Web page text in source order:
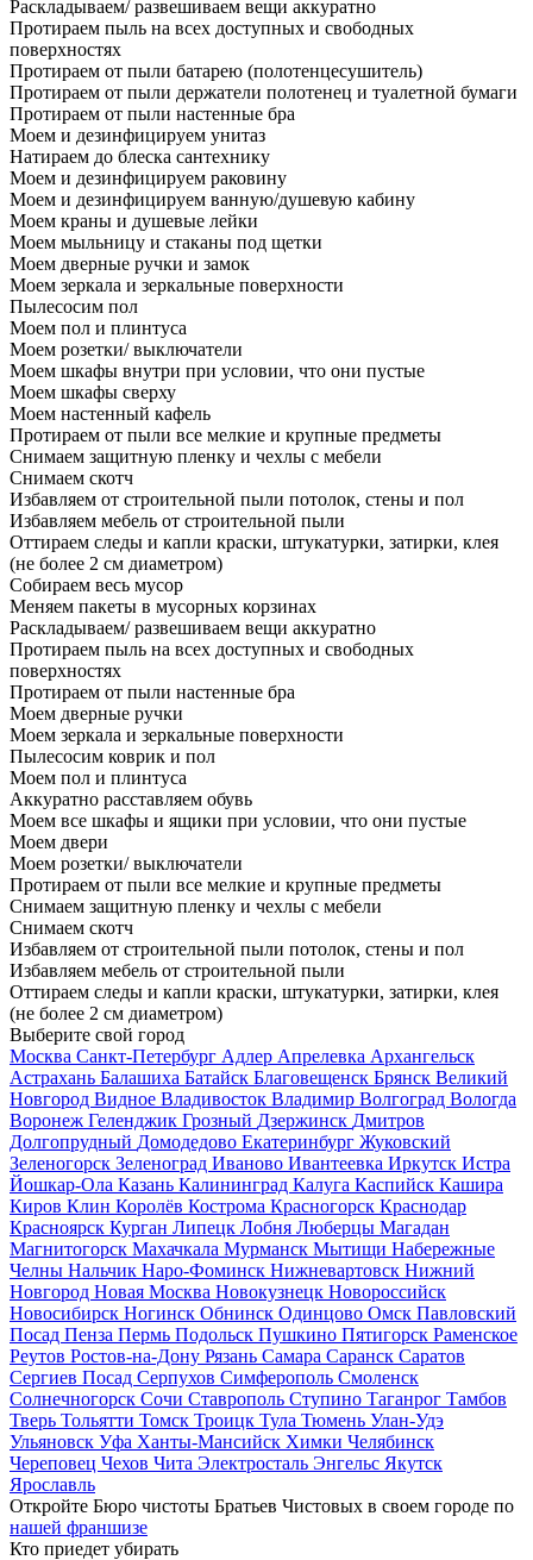
Раскладываем/ развешиваем вещи аккуратно
Протираем пыль на всех доступных и свободных
поверхностях
Протираем от пыли батарею (полотенцесушитель)
Протираем от пыли держатели полотенец и туалетной бумаги
Протираем от пыли настенные бра
Моем и дезинфицируем унитаз
Натираем до блеска сантехнику
Моем и дезинфицируем раковину
Моем и дезинфицируем ванную/душевую кабину
Моем краны и душевые лейки
Моем мыльницу и стаканы под щетки
Моем дверные ручки и замок
Моем зеркала и зеркальные поверхности
Пылесосим пол
Моем пол и плинтуса
Моем розетки/ выключатели
Моем шкафы внутри при условии, что они пустые
Моем шкафы сверху
Моем настенный кафель
Протираем от пыли все мелкие и крупные предметы
Снимаем защитную пленку и чехлы с мебели
Снимаем скотч
Избавляем от строительной пыли потолок, стены и пол
Избавляем мебель от строительной пыли
Оттираем следы и капли краски, штукатурки, затирки, клея
(не более 2 см диаметром)
Собираем весь мусор
Меняем пакеты в мусорных корзинах
Раскладываем/ развешиваем вещи аккуратно
Протираем пыль на всех доступных и свободных
поверхностях
Протираем от пыли настенные бра
Моем дверные ручки
Моем зеркала и зеркальные поверхности
Пылесосим коврик и пол
Моем пол и плинтуса
Аккуратно расставляем обувь
Моем все шкафы и ящики при условии, что они пустые
Моем двери
Моем розетки/ выключатели
Протираем от пыли все мелкие и крупные предметы
Снимаем защитную пленку и чехлы с мебели
Снимаем скотч
Избавляем от строительной пыли потолок, стены и пол
Избавляем мебель от строительной пыли
Оттираем следы и капли краски, штукатурки, затирки, клея
(не более 2 см диаметром)
Выберите свой город
Москва Санкт-Петербург Адлер Апрелевка Архангельск
Астрахань Балашиха Батайск Благовещенск Брянск Великий
Новгород Видное Владивосток Владимир Волгоград Вологда
Воронеж Геленджик Грозный Дзержинск Дмитров
Долгопрудный Домодедово Екатеринбург Жуковский
Зеленогорск Зеленоград Иваново Ивантеевка Иркутск Истра
Йошкар-Ола Казань Калининград Калуга Каспийск Кашира
Киров Клин Королёв Кострома Красногорск Краснодар
Красноярск Курган Липецк Лобня Люберцы Магадан
Магнитогорск Махачкала Мурманск Мытищи Набережные
Челны Нальчик Наро-Фоминск Нижневартовск Нижний
Новгород Новая Москва Новокузнецк Новороссийск
Новосибирск Ногинск Обнинск Одинцово Омск Павловский
Посад Пенза Пермь Подольск Пушкино Пятигорск Раменское
Реутов Ростов-на-Дону Рязань Самара Саранск Саратов
Сергиев Посад Серпухов Симферополь Смоленск
Солнечногорск Сочи Ставрополь Ступино Таганрог Тамбов
Тверь Тольятти Томск Троицк Тула Тюмень Улан-Удэ
Ульяновск Уфа Ханты-Мансийск Химки Челябинск
Череповец Чехов Чита Электросталь Энгельс Якутск
Ярославль
Откройте Бюро чистоты Братьев Чистовых в своем городе по
нашей франшизе
Кто приедет убирать